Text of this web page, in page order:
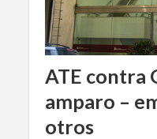
ATE contra
amparo –
otros